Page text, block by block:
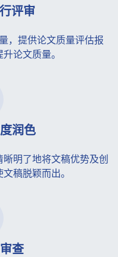
评审
，提供论文质量评估报
论文质量。
润色
明了地将文稿优势及创
稿脱颖而出。
查